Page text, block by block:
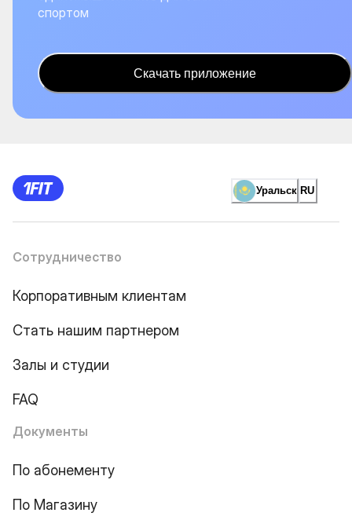
спортом
Скачать приложение
Уральск RU
Сотрудничество
Корпоративным клиентам
Стать нашим партнером
Залы и студии
FAQ
Документы
По абонементу
По Магазину